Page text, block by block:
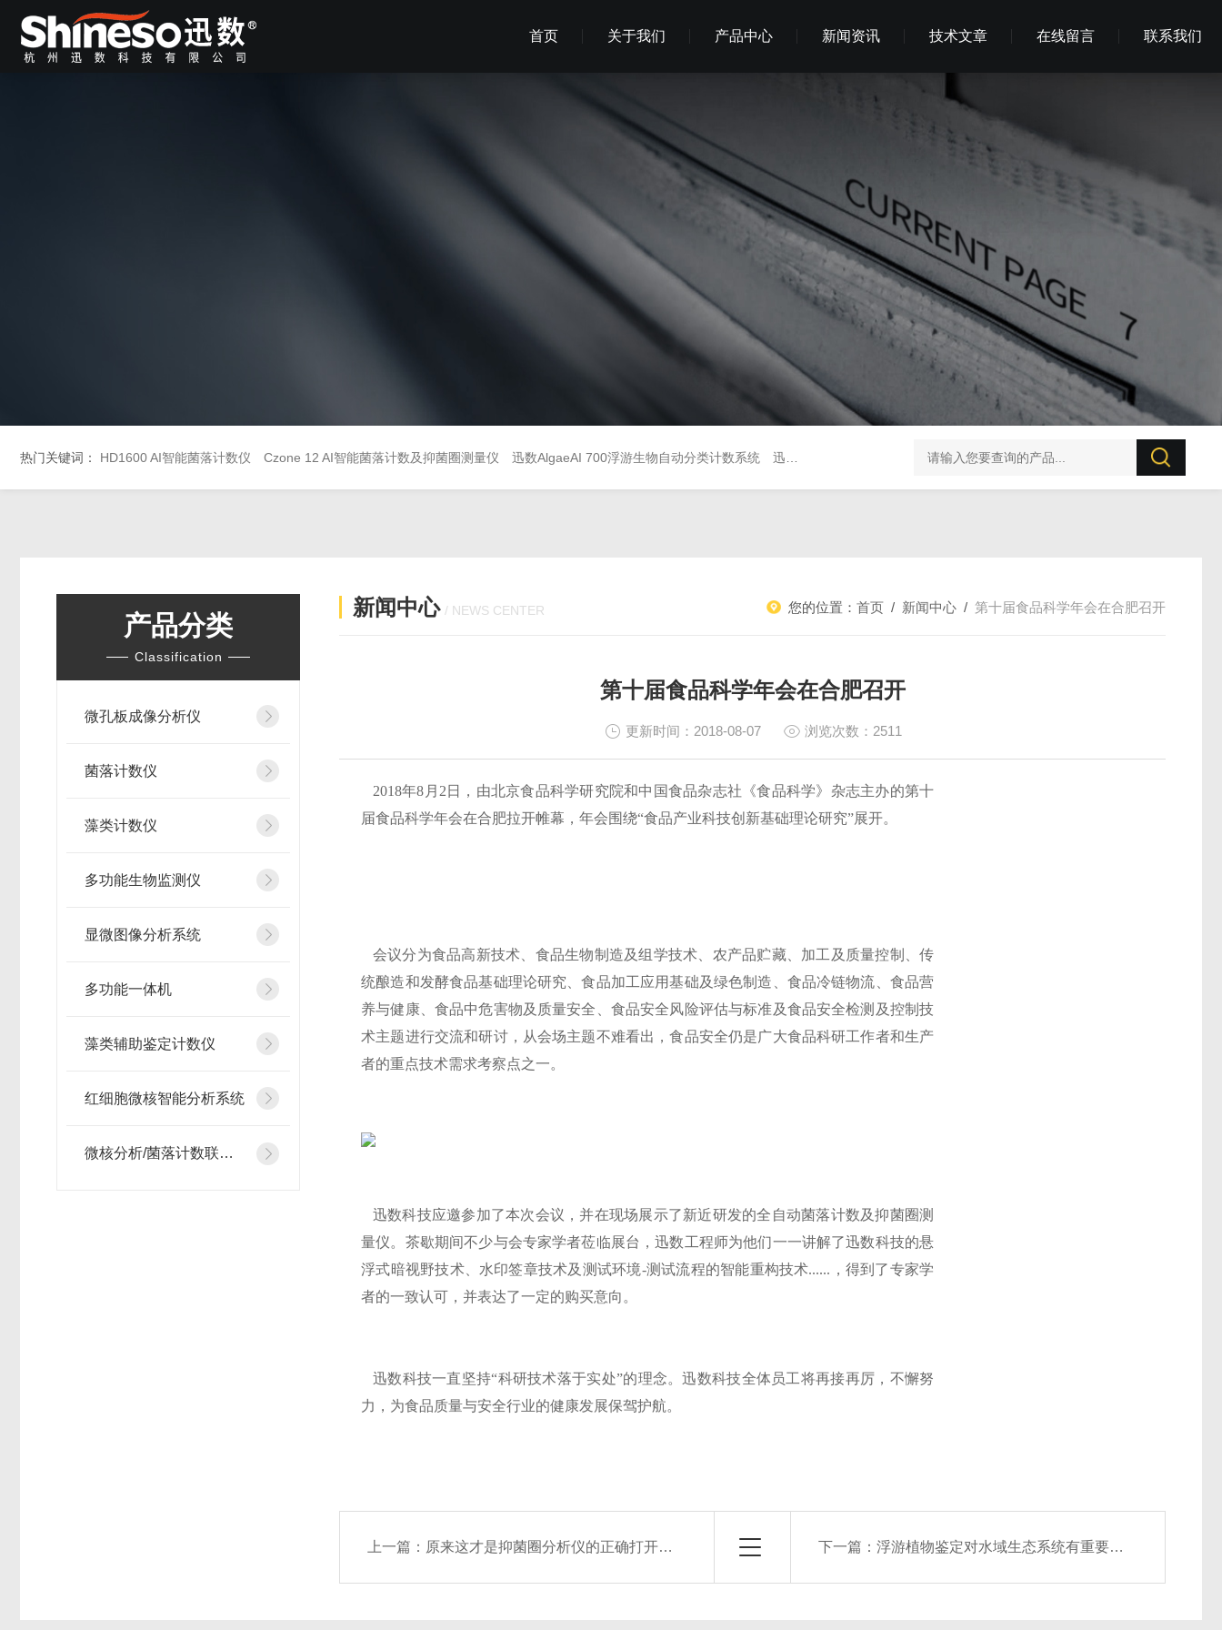
首页 关于我们 产品中心 新闻资讯 技术文章 在线留言 联系我们
热门关键词： HD1600 AI智能菌落计数仪 Czone 12 AI智能菌落计数及抑菌圈测量仪 迅数AlgaeAI 700浮游生物自动分类计数系统 迅数AlgaeAI 600藻类人工智能分析仪 迅数AlgaeAI 500浮游藻类智能监测系统
产品分类
Classification
微孔板成像分析仪
菌落计数仪
藻类计数仪
多功能生物监测仪
显微图像分析系统
多功能一体机
藻类辅助鉴定计数仪
红细胞微核智能分析系统
微核分析/菌落计数联用仪
新闻中心 / NEWS CENTER 您的位置： 首页 / 新闻中心 / 第十届食品科学年会在合肥召开
第十届食品科学年会在合肥召开
更新时间：2018-08-07 浏览次数：2511
2018年8月2日，由北京食品科学研究院和中国食品杂志社《食品科学》杂志主办的第十
届食品科学年会在合肥拉开帷幕，年会围绕“食品产业科技创新基础理论研究”展开。
会议分为食品高新技术、食品生物制造及组学技术、农产品贮藏、加工及质量控制、传
统酿造和发酵食品基础理论研究、食品加工应用基础及绿色制造、食品冷链物流、食品营
养与健康、食品中危害物及质量安全、食品安全风险评估与标准及食品安全检测及控制技
术主题进行交流和研讨，从会场主题不难看出，食品安全仍是广大食品科研工作者和生产
者的重点技术需求考察点之一。
迅数科技应邀参加了本次会议，并在现场展示了新近研发的全自动菌落计数及抑菌圈测
量仪。茶歇期间不少与会专家学者莅临展台，迅数工程师为他们一一讲解了迅数科技的悬
浮式暗视野技术、水印签章技术及测试环境-测试流程的智能重构技术......，得到了专家学
者的一致认可，并表达了一定的购买意向。
迅数科技一直坚持“科研技术落于实处”的理念。迅数科技全体员工将再接再厉，不懈努
力，为食品质量与安全行业的健康发展保驾护航。
上一篇： 原来这才是抑菌圈分析仪的正确打开方式！ 下一篇： 浮游植物鉴定对水域生态系统有重要的作用